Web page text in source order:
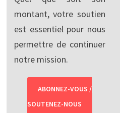
montant, votre soutien
est essentiel pour nous
permettre de continuer
notre mission.
ABONNEZ-VOUS /
SOUTENEZ-NOUS